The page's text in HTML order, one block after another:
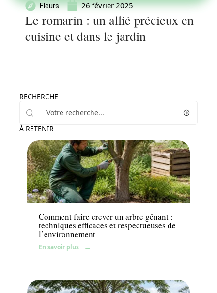
Fleurs 26 février 2025
Le romarin : un allié précieux en
cuisine et dans le jardin
RECHERCHE
À RETENIR
Jardin
Comment faire crever un arbre gênant :
techniques efficaces et respectueuses de
l’environnement
En savoir plus